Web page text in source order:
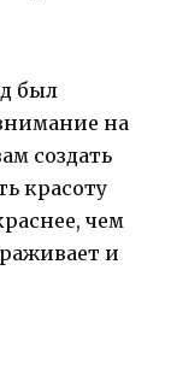
был
на
создать
красоту
чем
и